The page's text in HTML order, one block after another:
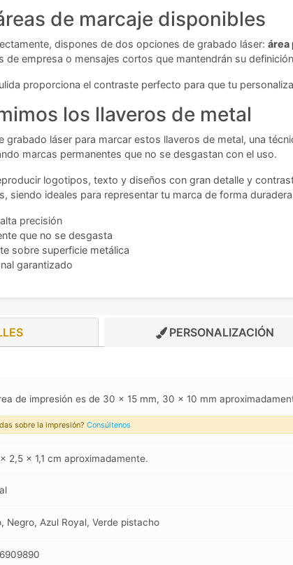
de marcaje disponibles
dispones de dos opciones de grabado láser: área
de empresa o mensajes cortos que mantendrán su
proporciona el contraste perfecto para que tu
los llaveros de metal
grabado láser para marcar estos llaveros de metal, una
marcas permanentes que no se desgastan con el uso.
logotipos, texto y diseños con gran detalle y
siendo ideales para representar tu marca de forma
precisión
que no se desgasta
sobre superficie metálica
garantizado
PERSONALIZACIÓN
de impresión es de 30 x 15 mm, 30 x 10 mm
sobre la impresión? Consúltenos
2,5 x 1,1 cm aproximadamente.
Negro, Azul Royal, Verde pistacho